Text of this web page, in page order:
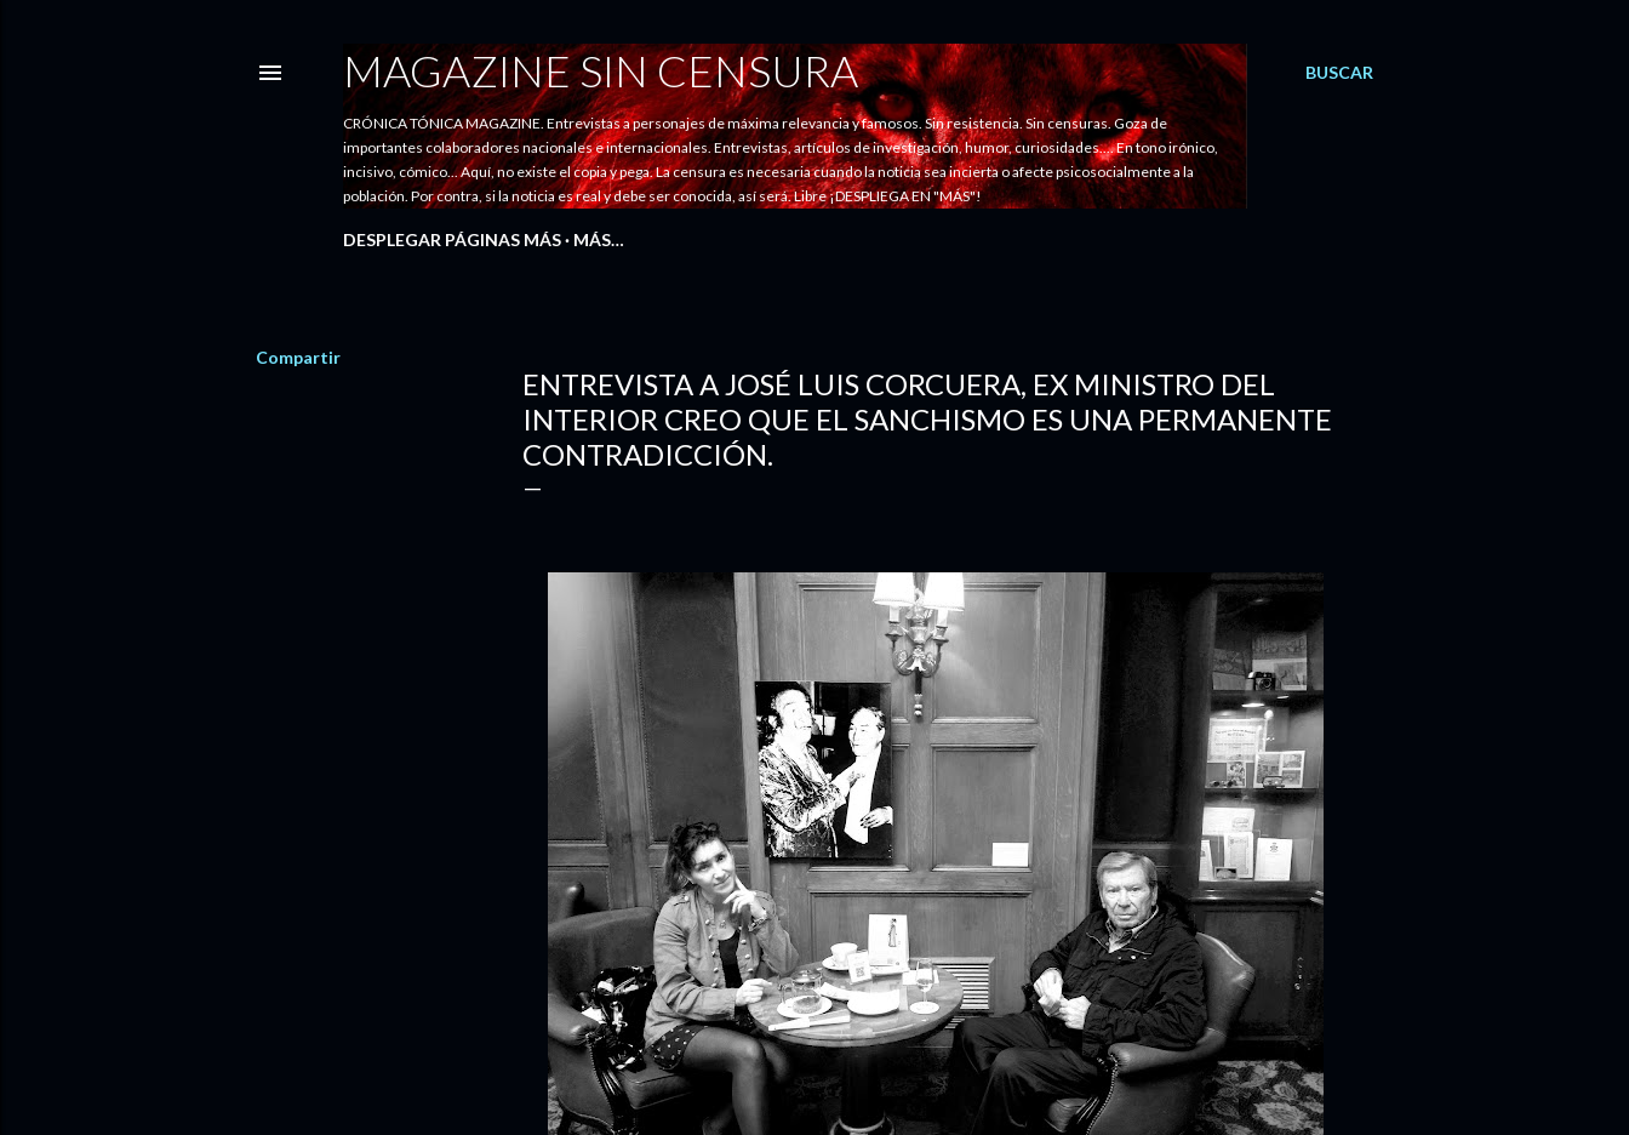
BUSCAR
MAGAZINE SIN CENSURA
CRÓNICA TÓNICA MAGAZINE. Entrevistas a personajes de máxima relevancia y famosos. Sin resistencia. Sin censuras. Goza de
importantes colaboradores nacionales e internacionales. Entrevistas, artículos de investigación, humor, curiosidades.... En tono irónico,
incisivo, cómico... Aquí, no existe el copia y pega. La censura es necesaria cuando la noticia sea incierta o afecte psicosocialmente a la
población. Por contra, si la noticia es real y debe ser conocida, así será. Libre ¡DESPLIEGA EN "MÁS"!
DESPLEGAR PÁGINAS MÁS MÁS…
Compartir
ENTREVISTA A JOSÉ LUIS CORCUERA, EX MINISTRO DEL
INTERIOR CREO QUE EL SANCHISMO ES UNA PERMANENTE
CONTRADICCIÓN.